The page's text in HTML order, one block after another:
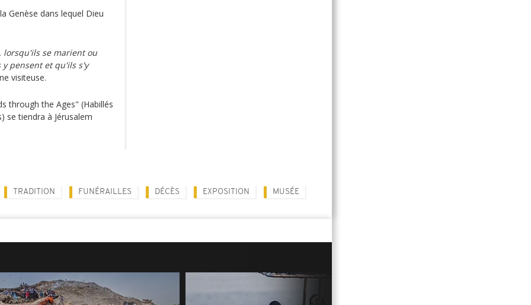
Genèse dans lequel Dieu
lorsqu'ils se marient ou
pensent et qu'ils s'y
visiteuse.
through the Ages" (Habillés
se tiendra à Jérusalem
TRADITION FUNÉRAILLES DÉCÈS EXPOSITION MUSÉE